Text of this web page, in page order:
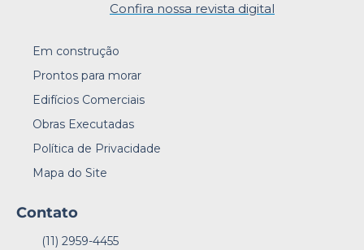
Confira nossa revista digital
Em construção
Prontos para morar
Edifícios Comerciais
Obras Executadas
Política de Privacidade
Mapa do Site
Contato
(11) 2959-4455